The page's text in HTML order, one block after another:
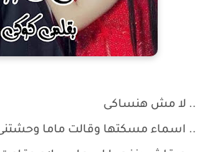
.. لا مش هنساكى
.. اسماء مسكتها وقالت ماما